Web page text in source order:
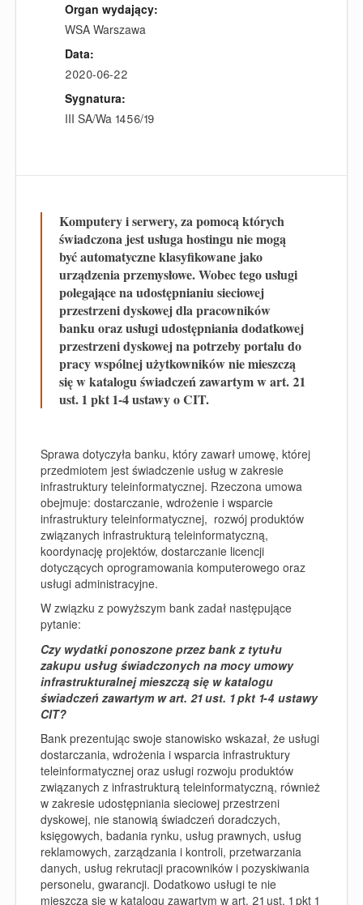
Organ wydający:
WSA Warszawa
Data:
2020-06-22
Sygnatura:
III SA/Wa 1456/19
Komputery i serwery, za pomocą których
świadczona jest usługa hostingu nie mogą
być automatyczne klasyfikowane jako
urządzenia przemysłowe. Wobec tego usługi
polegające na udostępnianiu sieciowej
przestrzeni dyskowej dla pracowników
banku oraz usługi udostępniania dodatkowej
przestrzeni dyskowej na potrzeby portalu do
pracy wspólnej użytkowników nie mieszczą
się w katalogu świadczeń zawartym w art. 21
ust. 1 pkt 1-4 ustawy o CIT.
Sprawa dotyczyła banku, który zawarł umowę, której
przedmiotem jest świadczenie usług w zakresie
infrastruktury teleinformatycznej. Rzeczona umowa
obejmuje: dostarczanie, wdrożenie i wsparcie
infrastruktury teleinformatycznej, rozwój produktów
związanych infrastrukturą teleinformatyczną,
koordynację projektów, dostarczanie licencji
dotyczących oprogramowania komputerowego oraz
usługi administracyjne.
W związku z powyższym bank zadał następujące
pytanie:
Czy wydatki ponoszone przez bank z tytułu
zakupu usług świadczonych na mocy umowy
infrastrukturalnej mieszczą się w katalogu
świadczeń zawartym w art. 21 ust. 1 pkt 1-4 ustawy
CIT?
Bank prezentując swoje stanowisko wskazał, że usługi
dostarczania, wdrożenia i wsparcia infrastruktury
teleinformatycznej oraz usługi rozwoju produktów
związanych z infrastrukturą teleinformatyczną, również
w zakresie udostępniania sieciowej przestrzeni
dyskowej, nie stanowią świadczeń doradczych,
księgowych, badania rynku, usług prawnych, usług
reklamowych, zarządzania i kontroli, przetwarzania
danych, usług rekrutacji pracowników i pozyskiwania
personelu, gwarancji. Dodatkowo usługi te nie
mieszczą się w katalogu zawartym w art. 21 ust. 1 pkt 1